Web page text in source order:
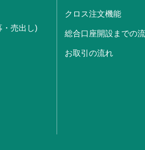
・売出し)
クロス注文機能
総合口座開設までの
お取引の流れ